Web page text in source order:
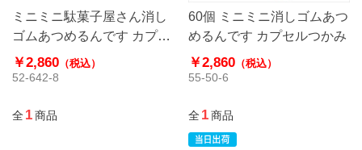
ミニミニ駄菓子屋さん消し
ゴムあつめるんです カプセ
ルつかみ
￥2,860 （税込）
52-642-8
全1商品
60個 ミニミニ消しゴムあつ
めるんです カプセルつかみ
￥2,860（税込）
55-50-6
全1商品